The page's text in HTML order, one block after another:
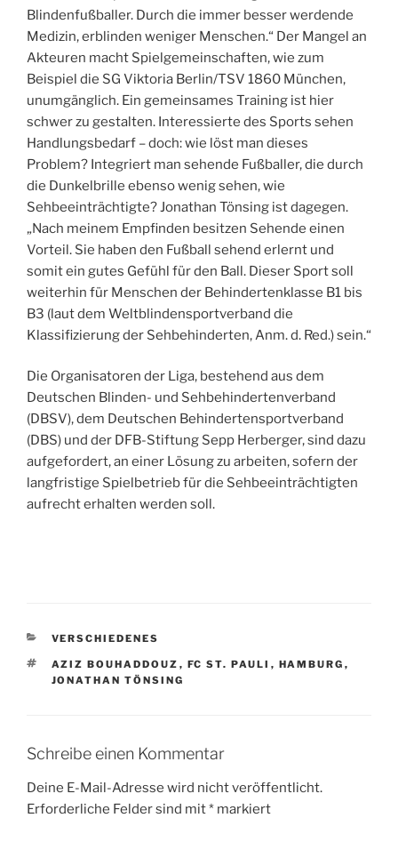
Blindenfußballer. Durch die immer besser werdende
Medizin, erblinden weniger Menschen.“ Der Mangel an
Akteuren macht Spielgemeinschaften, wie zum
Beispiel die SG Viktoria Berlin/TSV 1860 München,
unumgänglich. Ein gemeinsames Training ist hier
schwer zu gestalten. Interessierte des Sports sehen
Handlungsbedarf – doch: wie löst man dieses
Problem? Integriert man sehende Fußballer, die durch
die Dunkelbrille ebenso wenig sehen, wie
Sehbeeinträchtigte? Jonathan Tönsing ist dagegen.
„Nach meinem Empfinden besitzen Sehende einen
Vorteil. Sie haben den Fußball sehend erlernt und
somit ein gutes Gefühl für den Ball. Dieser Sport soll
weiterhin für Menschen der Behindertenklasse B1 bis
B3 (laut dem Weltblindensportverband die
Klassifizierung der Sehbehinderten, Anm. d. Red.) sein.“
Die Organisatoren der Liga, bestehend aus dem
Deutschen Blinden- und Sehbehindertenverband
(DBSV), dem Deutschen Behindertensportverband
(DBS) und der DFB-Stiftung Sepp Herberger, sind dazu
aufgefordert, an einer Lösung zu arbeiten, sofern der
langfristige Spielbetrieb für die Sehbeeinträchtigten
aufrecht erhalten werden soll.
KATEGORIEN
VERSCHIEDENES
SCHLAGWÖRTER
AZIZ BOUHADDOUZ , FC ST. PAULI , HAMBURG ,
JONATHAN TÖNSING
Schreibe einen Kommentar
Deine E-Mail-Adresse wird nicht veröffentlicht.
Erforderliche Felder sind mit* markiert